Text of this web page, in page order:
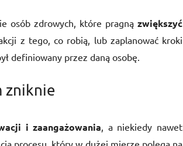
osób zdrowych, które pragną zwiększyć
z tego, co robią, lub zaplanować kroki
definiowany przez daną osobę.
zniknie
i zaangażowania, a niekiedy nawet